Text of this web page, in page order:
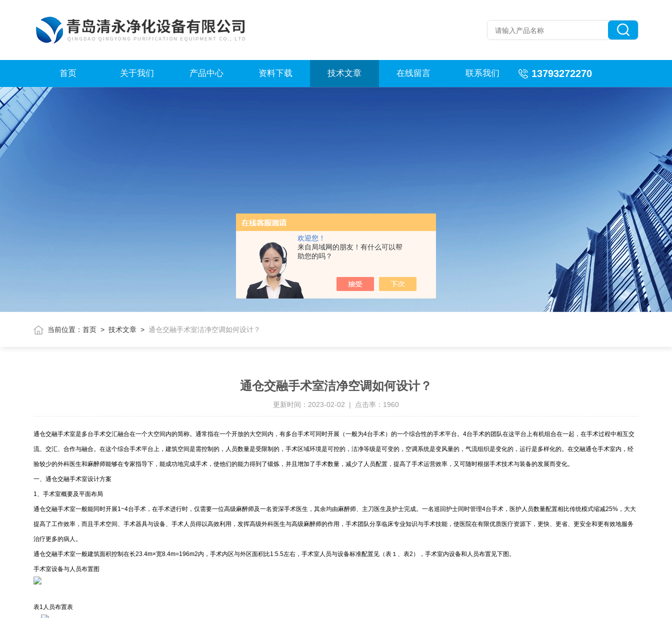
欢迎您！
来自局域网的朋友！有什么可以帮
助您的吗？
首页 关于我们 产品中心 资料下载 技术文章 在线留言 联系我们 13793272270
当前位置：首页 >技术文章 >通仓交融手术室洁净空调如何设计？
通仓交融手术室洁净空调如何设计？
更新时间：2023-02-02 | 点击率：1960
通仓交融手术室是多台手术交汇融合在一个大空间内的简称。通常指在一个开放的大空间内，有多台手术可同时开展（一般为4台手术）的一个综合性的手术平台。4台手术的团队在这平台上有机组合在一起，在手术过程中相互交
流、交汇、合作与融合。在这个综合手术平台上，建筑空间是需控制的，人员数量是受限制的，手术区域环境是可控的，洁净等级是可变的，空调系统是变风量的，气流组织是变化的，运行是多样化的。在交融通仓手术室内，经
验较少的外科医生和麻醉师能够在专家指导下，能成功地完成手术，使他们的能力得到了锻炼，并且增加了手术数量，减少了人员配置，提高了手术运营效率，又可随时根据手术技术与装备的发展而变化。
一、通仓交融手术室设计方案
1、手术室概要及平面布局
通仓交融手术室一般能同时开展1~4台手术，在手术进行时，仅需要一位高级麻醉师及一名资深手术医生，其余均由麻醉师、主刀医生及护士完成。一名巡回护士同时管理4台手术，医护人员数量配置相比传统模式缩减25%，大大
提高了工作效率，而且手术空间、手术器具与设备、手术人员得以高效利用，发挥高级外科医生与高级麻醉师的作用，手术团队分享临床专业知识与手术技能，使医院在有限优质医疗资源下，更快、更省、更安全和更有效地服务
治疗更多的病人。
通仓交融手术室一般建筑面积控制在长23.4m×宽8.4m=196m2内，手术内区与外区面积比1:5.5左右，手术室人员与设备标准配置见（表１、表2），手术室内设备和人员布置见下图。
手术室设备与人员布置图
表1人员布置表